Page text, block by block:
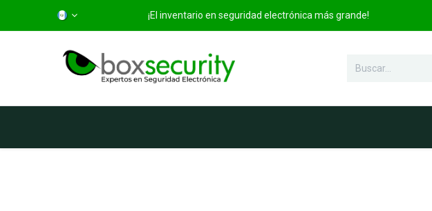
¡El inventario en seguridad electrónica más grande!